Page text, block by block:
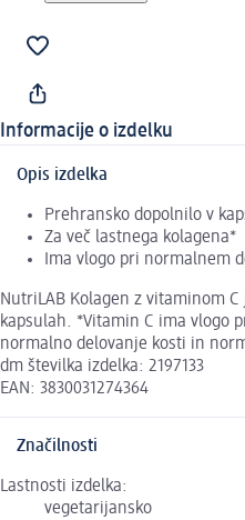
Informacije o izdelku
Opis izdelka
Prehransko dopolnilo v
Za več lastnega kolagena*
Ima vlogo pri normalnem
NutriLAB Kolagen z vitaminom
kapsulah. *Vitamin C ima vlogo
normalno delovanje kosti in
dm številka izdelka: 2197133
EAN: 3830031274364
Značilnosti
Lastnosti izdelka:
vegetarijansko